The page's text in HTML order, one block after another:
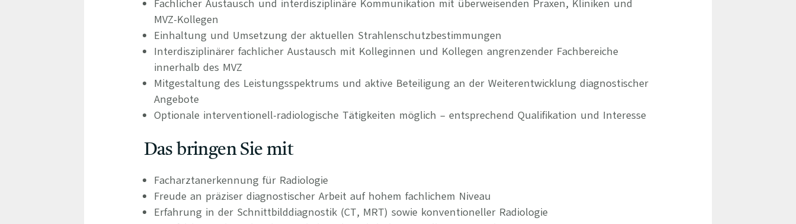
Fachlicher Austausch und interdisziplinäre Kommunikation mit überweisenden Praxen, Kliniken und
MVZ-Kollegen
Einhaltung und Umsetzung der aktuellen Strahlenschutzbestimmungen
Interdisziplinärer fachlicher Austausch mit Kolleginnen und Kollegen angrenzender Fachbereiche
innerhalb des MVZ
Mitgestaltung des Leistungsspektrums und aktive Beteiligung an der Weiterentwicklung diagnostischer
Angebote
Optionale interventionell-radiologische Tätigkeiten möglich – entsprechend Qualifikation und Interesse
Das bringen Sie mit
Facharztanerkennung für Radiologie
Freude an präziser diagnostischer Arbeit auf hohem fachlichem Niveau
Erfahrung in der Schnittbilddiagnostik (CT, MRT) sowie konventioneller Radiologie